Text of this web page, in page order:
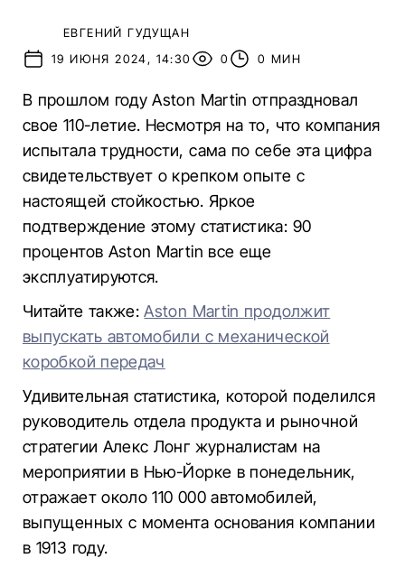
ЕВГЕНИЙ ГУДУЩАН
19 ИЮНЯ 2024, 14:30
0 0 МИН
В прошлом году Aston Martin отпраздновал
свое 110-летие. Несмотря на то, что компания
испытала трудности, сама по себе эта цифра
свидетельствует о крепком опыте с
настоящей стойкостью. Яркое
подтверждение этому статистика: 90
процентов Aston Martin все еще
эксплуатируются.
Читайте также:Aston Martin продолжит
выпускать автомобили с механической
коробкой передач
Удивительная статистика, которой поделился
руководитель отдела продукта и рыночной
стратегии Алекс Лонг журналистам на
мероприятии в Нью-Йорке в понедельник,
отражает около 110 000 автомобилей,
выпущенных с момента основания компании
в 1913 году.